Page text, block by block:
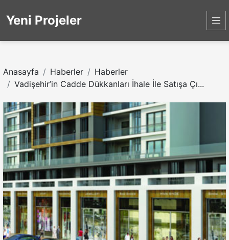
Yeni Projeler
Anasayfa Haberler
Haberler
Vadişehir’in Cadde Dükkanları İhale İle Satışa Çı...